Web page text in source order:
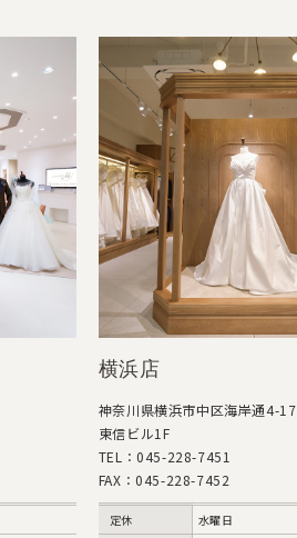
横浜店
神奈川県横浜市中区海岸通4-17
東信ビル1F
TEL：045-228-7451
FAX：045-228-7452
定休
水曜日